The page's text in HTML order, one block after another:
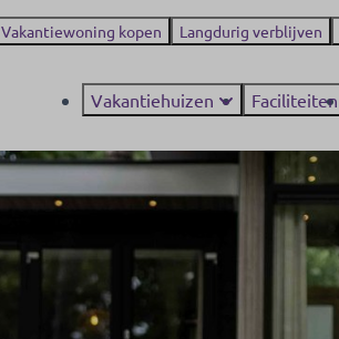
Vakantiewoning kopen Langdurig verblijven
Vakantiehuizen Faciliteiten